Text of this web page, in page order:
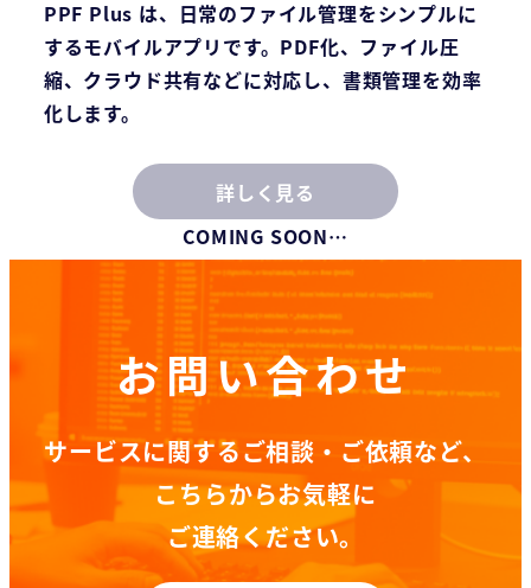
PPF Plus は、日常のファイル管理をシンプルに
するモバイルアプリです。PDF化、ファイル圧
縮、クラウド共有などに対応し、書類管理を効率
化します。
詳しく見る
COMING SOON…
お問い合わせ
サービスに関するご相談・ご依頼など、
こちらからお気軽に
ご連絡ください。